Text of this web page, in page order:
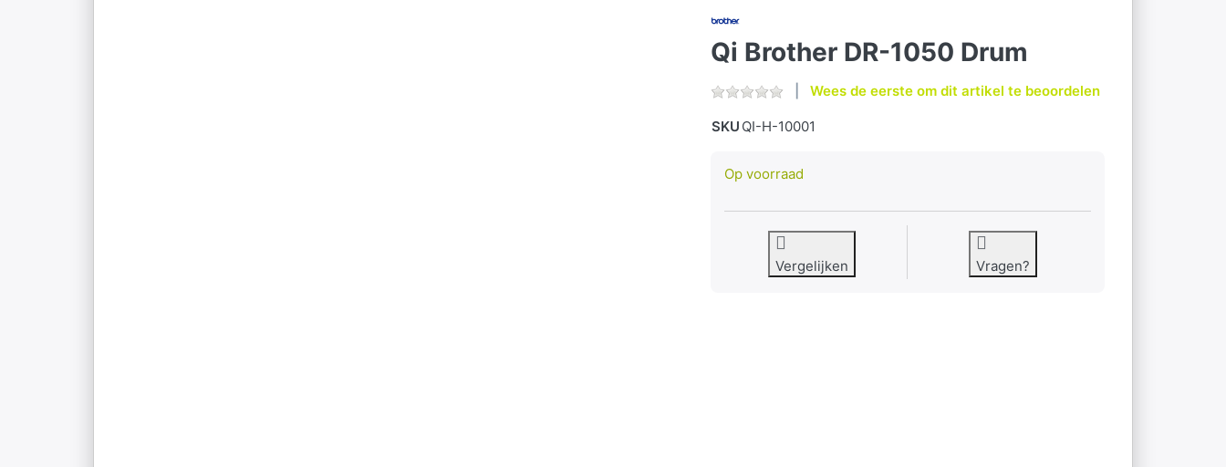
Qi Brother DR-1050 Drum
Wees de eerste om dit artikel te beoordelen
SKU QI-H-10001
Op voorraad
Vergelijken Vragen?